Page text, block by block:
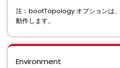
注：bootTopology オプションは
動作します。
Environment